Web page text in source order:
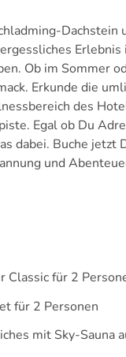
Dachstein
Ob im Sommer
Erkunde die
des
Egal ob Du
dabei. Buche jetzt
und
Classic für 2
für 2 Personen
mit Sky-Sauna